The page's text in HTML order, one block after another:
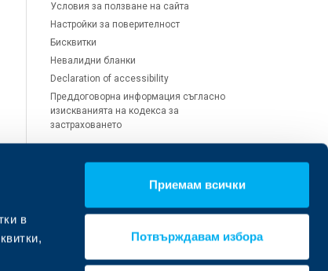
в
Приемам всички
Потвърждавам избора
Условия за ползване на сайта
Настройки за поверителност
Бисквитки
Невалидни бланки
Declaration of accessibility
Преддоговорна информация съгласно
изискванията на кодекса за
застраховането
Обслужване на щети и
претенции
Помощ при откуп, злополука или